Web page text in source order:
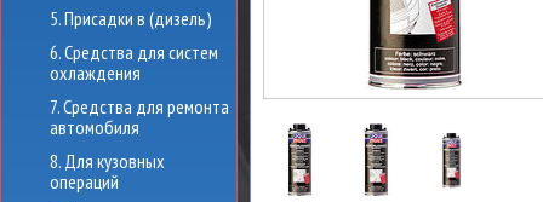
5. Присадки в (дизель)
6. Средства для систем
охлаждения
7. Средства для ремонта
автомобиля
8. Для кузовных
операций